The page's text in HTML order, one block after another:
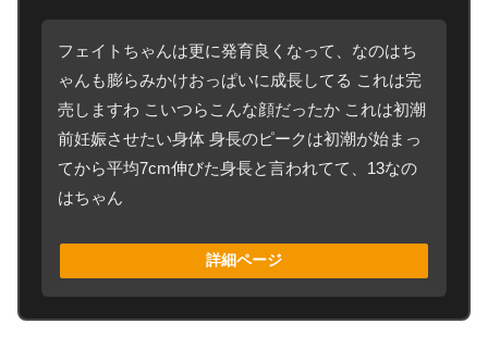
フェイトちゃんは更に発育良くなって、なのはち
ゃんも膨らみかけおっぱいに成長してる これは完
売しますわ こいつらこんな顔だったか これは初潮
前妊娠させたい身体 身長のピークは初潮が始まっ
てから平均7cm伸びた身長と言われてて、13なの
はちゃん
詳細ページ